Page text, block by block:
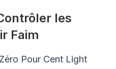
les
Faim
Pour Cent Light